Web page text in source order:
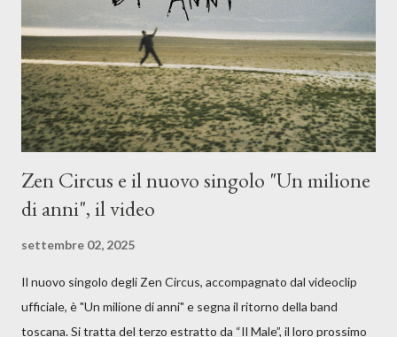
giusta condizione di sopraffazione: "Non so che ora è, che giorno
è, di questa estate che...". E' raro fare uscire come singolo una
cover, ma...
Zen Circus e il nuovo singolo "Un milione
di anni", il video
settembre 02, 2025
Il nuovo singolo degli Zen Circus, accompagnato dal videoclip
ufficiale, è "Un milione di anni" e segna il ritorno della band
toscana. Si tratta del terzo estratto da “Il Male”, il loro prossimo